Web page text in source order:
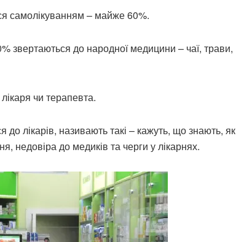
самолікуванням – майже 60%.
звертаються до народної медицини – чаї, трави,
чи терапевта.
лікарів, називають такі – кажуть, що знають, як
недовіра до медиків та черги у лікарнях.